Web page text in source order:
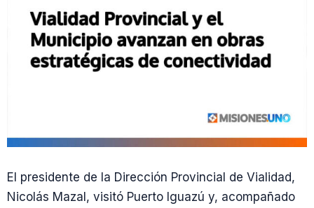
El presidente de la Dirección Provincial de Vialidad,
Nicolás Mazal, visitó Puerto Iguazú y, acompañado